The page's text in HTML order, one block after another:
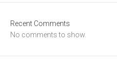
Recent Comments
No comments to show.